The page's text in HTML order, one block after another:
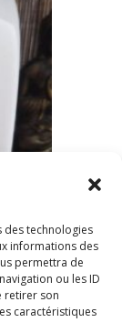
des technologies
informations des
permettra de
ou les ID
retirer son
caractéristiques